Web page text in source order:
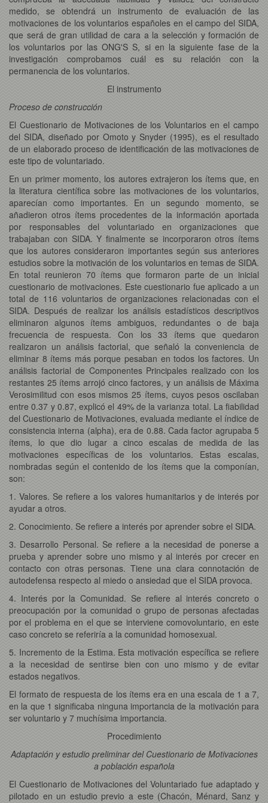
medido, se obtendrá un instrumento de evaluación de las
motivaciones de los voluntarios españoles en el campo del SIDA,
que será de gran utilidad de cara a la selección y formación de
los voluntarios por las ONG'S S, si en la siguiente fase de la
investigación comprobamos cuál es su relación con la
permanencia de los voluntarios.
El instrumento
Proceso de construcción
El Cuestionario de Motivaciones de los Voluntarios en el campo
del SIDA, diseñado por Omoto y Snyder (1995), es el resultado
de un elaborado proceso de identificación de las motivaciones de
este tipo de voluntariado.
En un primer momento, los autores extrajeron los ítems que, en
la literatura científica sobre las motivaciones de los voluntarios,
aparecían como importantes. En un segundo momento, se
añadieron otros ítems procedentes de la información aportada
por responsables del voluntariado en organizaciones que
trabajaban con SIDA. Y finalmente se incorporaron otros ítems
que los autores consideraron importantes según sus anteriores
estudios sobre la motivación de los voluntarios en temas de SIDA.
En total reunieron 70 ítems que formaron parte de un inicial
cuestionario de motivaciones. Este cuestionario fue aplicado a un
total de 116 voluntarios de organizaciones relacionadas con el
SIDA. Después de realizar los análisis estadísticos descriptivos
eliminaron algunos ítems ambiguos, redundantes o de baja
frecuencia de respuesta. Con los 33 ítems que quedaron
realizaron un análisis factorial, que señaló la conveniencia de
eliminar 8 ítems más porque pesaban en todos los factores. Un
análisis factorial de Componentes Principales realizado con los
restantes 25 ítems arrojó cinco factores, y un análisis de Máxima
Verosimilitud con esos mismos 25 ítems, cuyos pesos oscilaban
entre 0.37 y 0.87, explicó el 49% de la varianza total. La fiabilidad
del Cuestionario de Motivaciones, evaluada mediante el índice de
consistencia interna (alpha), era de 0.88. Cada factor agrupaba 5
ítems, lo que dio lugar a cinco escalas de medida de las
motivaciones específicas de los voluntarios. Estas escalas,
nombradas según el contenido de los ítems que la componían,
son:
1. Valores. Se refiere a los valores humanitarios y de interés por
ayudar a otros.
2. Conocimiento. Se refiere a interés por aprender sobre el SIDA.
3. Desarrollo Personal. Se refiere a la necesidad de ponerse a
prueba y aprender sobre uno mismo y al interés por crecer en
contacto con otras personas. Tiene una clara connotación de
autodefensa respecto al miedo o ansiedad que el SIDA provoca.
4. Interés por la Comunidad. Se refiere al interés concreto o
preocupación por la comunidad o grupo de personas afectadas
por el problema en el que se interviene comovoluntario, en este
caso concreto se referiría a la comunidad homosexual.
5. Incremento de la Estima. Esta motivación específica se refiere
a la necesidad de sentirse bien con uno mismo y de evitar
estados negativos.
El formato de respuesta de los ítems era en una escala de 1 a 7,
en la que 1 significaba ninguna importancia de la motivación para
ser voluntario y 7 muchísima importancia.
Procedimiento
Adaptación y estudio preliminar del Cuestionario de Motivaciones
a población española
El Cuestionario de Motivaciones del Voluntariado fue adaptado y
pilotado en un estudio previo a este (Chacón, Ménard, Sanz y